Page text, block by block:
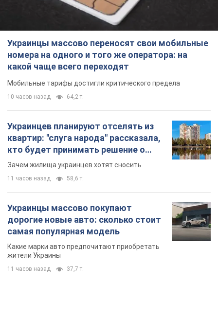
Украинцы массово переносят свои мобильные
номера на одного и того же оператора: на
какой чаще всего переходят
Мобильные тарифы достигли критического предела
10 часов назад 64,2 т.
Украинцев планируют отселять из
квартир: "слуга народа" рассказала,
кто будет принимать решение о
сносе домов
Зачем жилища украинцев хотят сносить
11 часов назад 58,6 т.
Украинцы массово покупают
дорогие новые авто: сколько стоит
самая популярная модель
Какие марки авто предпочитают приобретать
жители Украины
11 часов назад 37,7 т.